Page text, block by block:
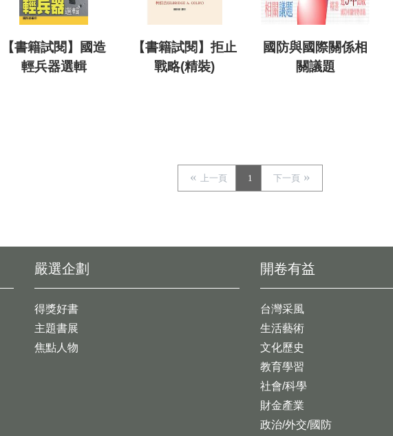
【書籍試閱】國造
輕兵器選輯
【書籍試閱】拒止
戰略(精裝)
國防與國際關係相
關議題
上一頁 1 下一頁
開卷有益
台灣采風
生活藝術
文化歷史
教育學習
社會/科學
財金產業
政治/外交/國防
嚴選企劃
得獎好書
主題書展
焦點人物